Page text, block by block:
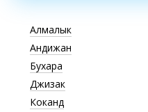
Алмалык
Андижан
Бухара
Джизак
Коканд